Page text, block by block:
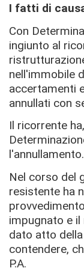
I fatti di
Con
ingiunto al
nell'immobile
accertamenti
annullati con
Il ricorrente
l'annullamento.
Nel corso del
resistente ha
impugnato e
dato atto
contendere,
P.A.